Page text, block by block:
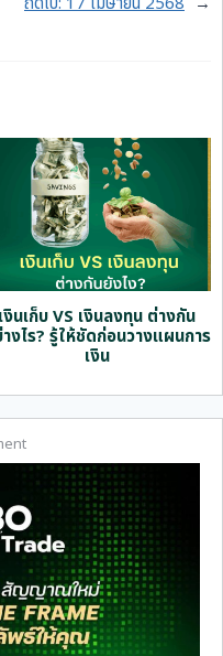
เงินเก็บ VS เงินลงทุน ต่างกัน
งไร? รู้ให้ชัดก่อนวางแผนการ
เงิน